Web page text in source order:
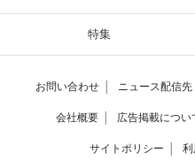
特集
お問い合わせ ニュース配信先
会社概要 広告掲載につい
サイトポリシー